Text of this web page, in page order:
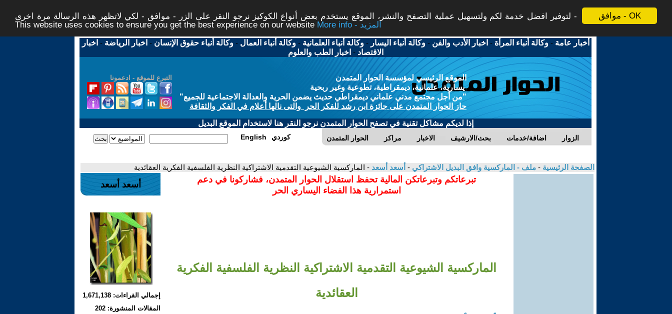
موافق - OK
لتوفير افضل خدمة لكم ولتسهيل عملية التصفح والنشر، الموقع يستخدم بعض أنواع الكوكيز نرجو النقر على الزر - موافق - لكي لاتظهر هذه الرسالة مرة اخرى -
This website uses cookies to ensure you get the best experience on our website
More info - المزيد
أخبار عامة -وكالة أنباء المرأة - اخبار الأدب والفن -وكالة أنباء اليسار -وكالة أنباء العلمانية -وكالة أنباء العمال -وكالة أنباء حقوق الإنسان - اخبار الرياضة - اخبار
الاقتصاد - اخبار الطب والعلوم
التبرع للموقع - ادعمونا
الموقع الرئيسي لمؤسسة الحوار المتمدن
يسارية، علمانية، ديمقراطية، تطوعية وغير ربحية
"من أجل مجتمع مدني علماني ديمقراطي حديث يضمن الحرية والعدالة الاجتماعية للجميع"
حاز الحوار المتمدن على جائزة ابن رشد للفكر الحر والتى نالها أعلام في الفكر والثقافة
إذا لديكم مشاكل تقنية في تصفح الحوار المتمدن نرجو النقر هنا لاستخدام الموقع البديل
الحوار المتمدن مراكز الاخبار بحث/الارشيف اضافة/خدمات الزوار English كوردي
الصفحة الرئيسية - ملف - الماركسية وافق البديل الاشتراكي - أسعد أسعد - الماركسية الشيوعية التقدمية الاشتراكية النظرية الفلسفية الفكرية العقائدية
تبرعاتكم وتبرعاتكن المالية تحفظ استقلال الحوار المتمدن، فشاركونا في دعم
استمرارية هذا الفضاء اليساري الحر
الماركسية الشيوعية التقدمية الاشتراكية النظرية الفلسفية الفكرية
العقائدية
أسعد أسعد
إجمالي القراءات: 1,671,138
المقالات المنشورة: 202